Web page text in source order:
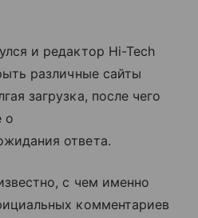
и редактор Hi-Tech
различные сайты
загрузка, после чего
о
ответа.
с чем именно
комментариев